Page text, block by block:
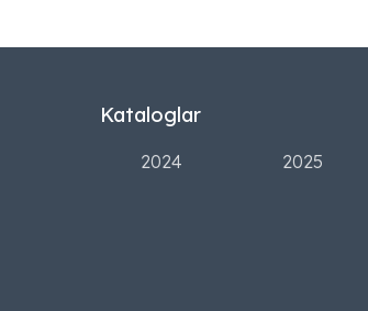
Kataloglar
2024 2025